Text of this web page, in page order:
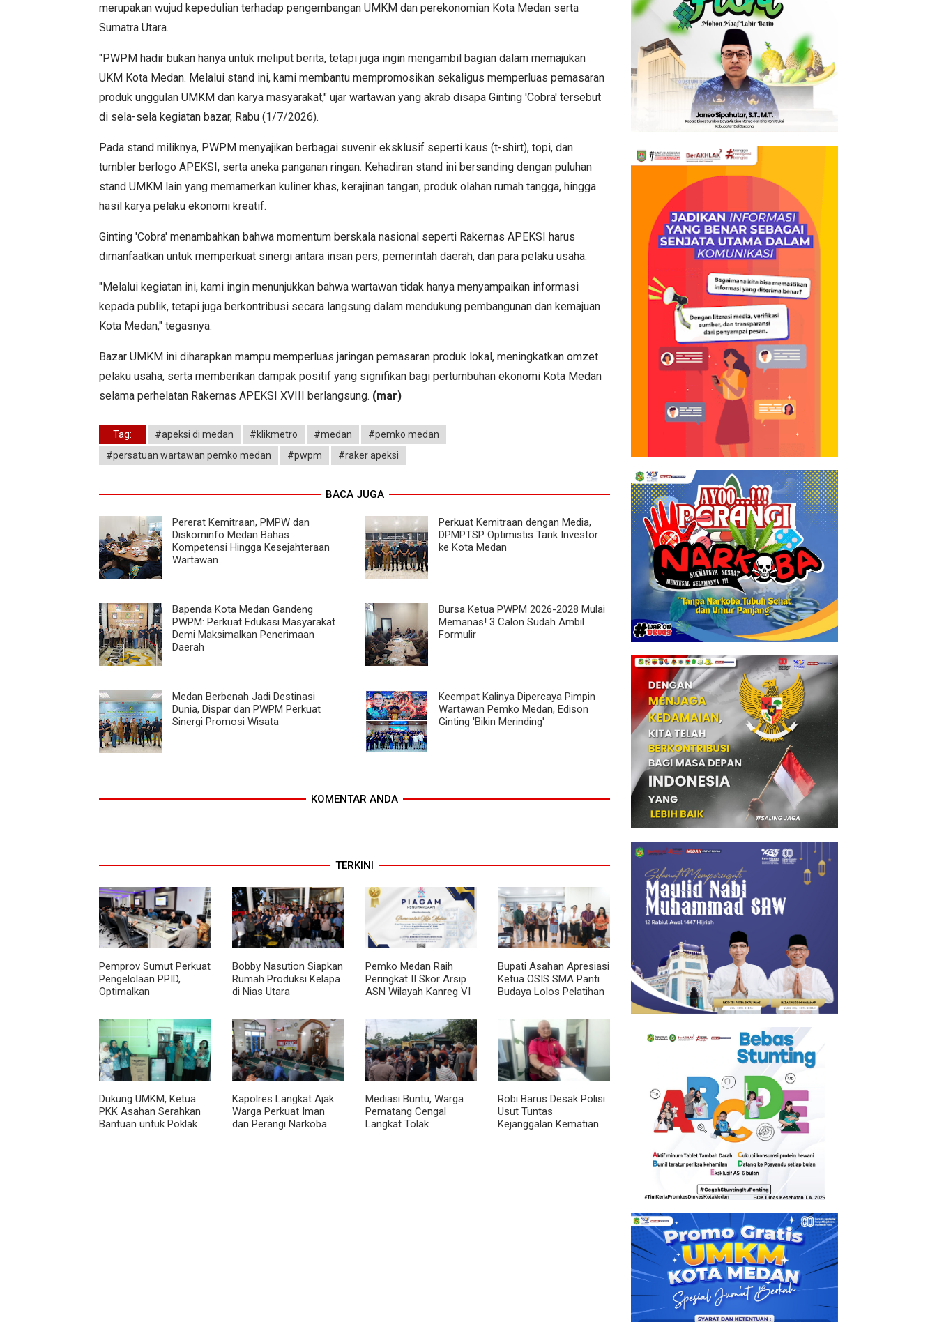
merupakan wujud kepedulian terhadap pengembangan UMKM dan perekonomian Kota Medan serta
Sumatra Utara.
"PWPM hadir bukan hanya untuk meliput berita, tetapi juga ingin mengambil bagian dalam memajukan
UKM Kota Medan. Melalui stand ini, kami membantu mempromosikan sekaligus memperluas pemasaran
produk unggulan UMKM dan karya masyarakat," ujar wartawan yang akrab disapa Ginting 'Cobra' tersebut
di sela-sela kegiatan bazar, Rabu (1/7/2026).
Pada stand miliknya, PWPM menyajikan berbagai suvenir eksklusif seperti kaus (t-shirt), topi, dan
tumbler berlogo APEKSI, serta aneka panganan ringan. Kehadiran stand ini bersanding dengan puluhan
stand UMKM lain yang memamerkan kuliner khas, kerajinan tangan, produk olahan rumah tangga, hingga
hasil karya pelaku ekonomi kreatif.
Ginting 'Cobra' menambahkan bahwa momentum berskala nasional seperti Rakernas APEKSI harus
dimanfaatkan untuk memperkuat sinergi antara insan pers, pemerintah daerah, dan para pelaku usaha.
"Melalui kegiatan ini, kami ingin menunjukkan bahwa wartawan tidak hanya menyampaikan informasi
kepada publik, tetapi juga berkontribusi secara langsung dalam mendukung pembangunan dan kemajuan
Kota Medan," tegasnya.
Bazar UMKM ini diharapkan mampu memperluas jaringan pemasaran produk lokal, meningkatkan omzet
pelaku usaha, serta memberikan dampak positif yang signifikan bagi pertumbuhan ekonomi Kota Medan
selama perhelatan Rakernas APEKSI XVIII berlangsung. (mar)
Tag: #apeksi di medan #klikmetro #medan
#pemko medan
#persatuan wartawan pemko medan
#pwpm #raker apeksi
BACA JUGA
Pererat Kemitraan, PMPW dan
Diskominfo Medan Bahas
Kompetensi Hingga Kesejahteraan
Wartawan
Perkuat Kemitraan dengan Media,
DPMPTSP Optimistis Tarik Investor
ke Kota Medan
Bapenda Kota Medan Gandeng
PWPM: Perkuat Edukasi Masyarakat
Demi Maksimalkan Penerimaan
Daerah
Bursa Ketua PWPM 2026-2028 Mulai
Memanas! 3 Calon Sudah Ambil
Formulir
Medan Berbenah Jadi Destinasi
Dunia, Dispar dan PWPM Perkuat
Sinergi Promosi Wisata
Keempat Kalinya Dipercaya Pimpin
Wartawan Pemko Medan, Edison
Ginting 'Bikin Merinding'
KOMENTAR ANDA
TERKINI
Pemprov Sumut Perkuat
Pengelolaan PPID,
Optimalkan
Permendagri Nomor 2
Tahun 2026
Bobby Nasution Siapkan
Rumah Produksi Kelapa
di Nias Utara
Pemko Medan Raih
Peringkat II Skor Arsip
ASN Wilayah Kanreg VI
Bupati Asahan Apresiasi
Ketua OSIS SMA Panti
Budaya Lolos Pelatihan
Dukung UMKM, Ketua
PKK Asahan Serahkan
Bantuan untuk Poklak
Kapolres Langkat Ajak
Warga Perkuat Iman
dan Perangi Narkoba
Mediasi Buntu, Warga
Pematang Cengal
Langkat Tolak
Robi Barus Desak Polisi
Usut Tuntas
Kejanggalan Kematian